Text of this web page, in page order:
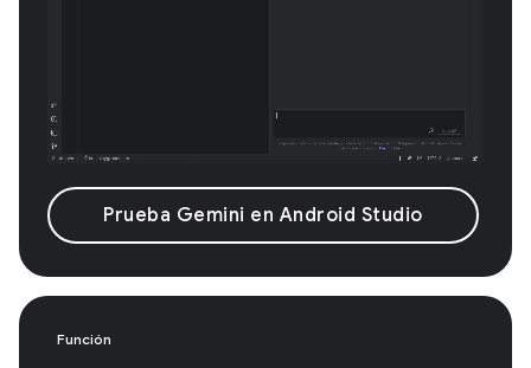
Prueba Gemini en Android Studio
Función